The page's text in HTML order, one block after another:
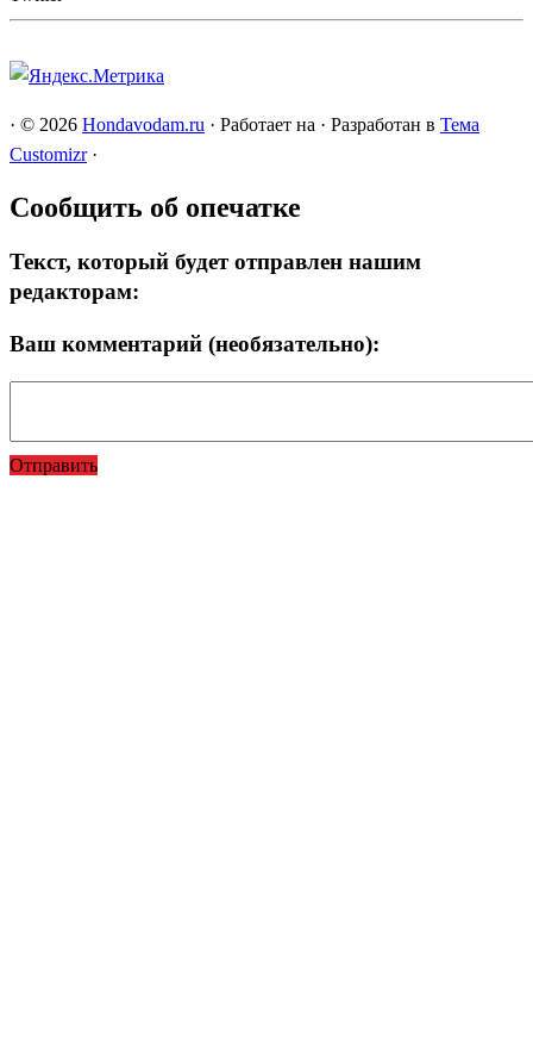
· © 2026 Hondavodam.ru · Работает на · Разработан в Тема
Customizr ·
Сообщить об опечатке
Текст, который будет отправлен нашим
редакторам:
Ваш комментарий (необязательно):
Отправить